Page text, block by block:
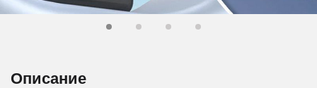
Описание